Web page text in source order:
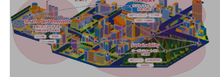
災害対策
職場環境整備
地域共創・地方創生
セキュリティ対策